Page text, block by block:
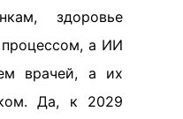
здоровье
а ИИ
врачей, а их
Да, к 2029